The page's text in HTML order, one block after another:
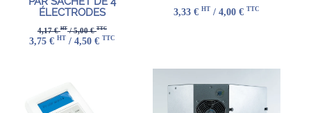
ÉLECTRODES
4,17 €HT/ 5,00 €TTC
3,75 € HT / 4,50 € TTC
3,33 € HT / 4,00 € TTC